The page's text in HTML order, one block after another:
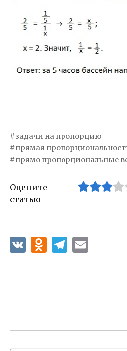
задачи на пропорцию
прямая
прямо пропорциональные
Оцените
статью